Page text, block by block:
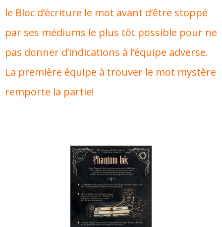
le Bloc d’écriture le mot avant d’être stoppé
par ses médiums le plus tôt possible pour ne
pas donner d’indications à l’équipe adverse.
La première équipe à trouver le mot mystère
remporte la partie!